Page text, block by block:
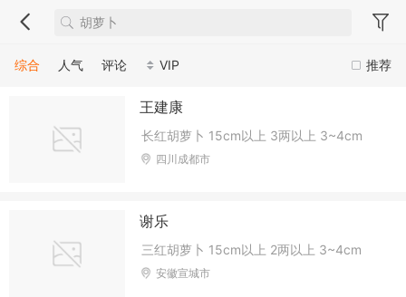
推荐
综合 人气 评论 VIP
王建康
长红胡萝卜 15cm以上 3两以上 3~4cm
四川成都市
谢乐
三红胡萝卜 15cm以上 2两以上 3~4cm
安徽宣城市